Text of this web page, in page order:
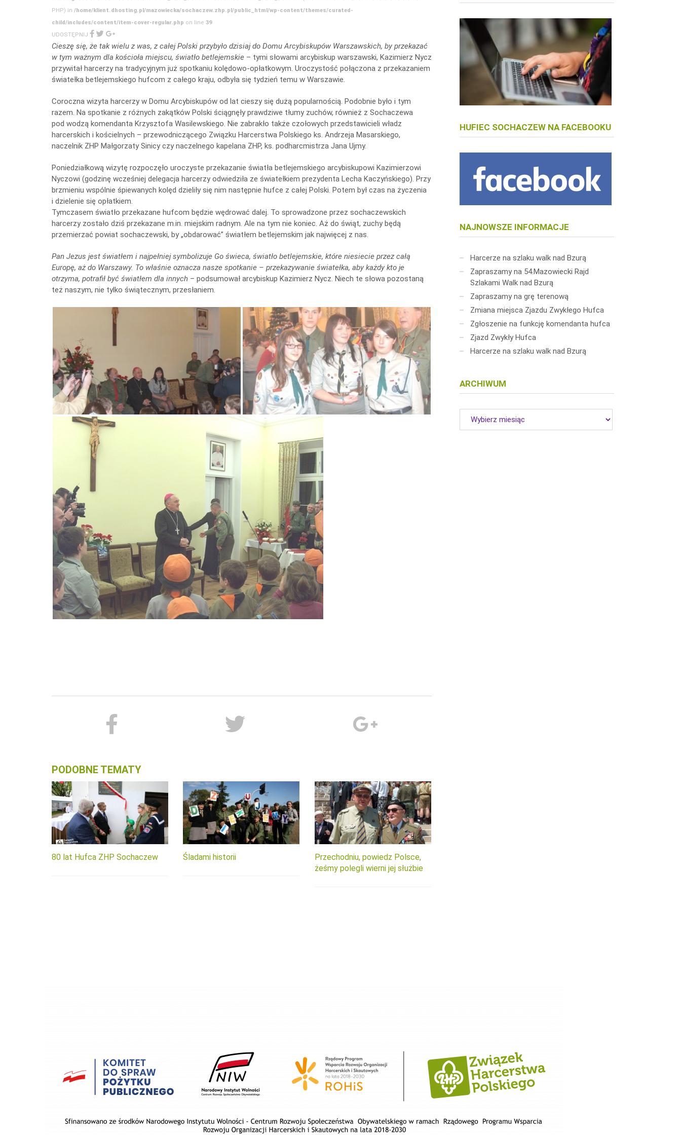
PHP) in /home/klient.dhosting.pl/mazowiecka/sochaczew.zhp.pl/public_html/wp-content/themes/curated-
child/includes/content/item-cover-regular.php on line 39
UDOSTĘPNIJ
Cieszę się, że tak wielu z was, z całej Polski przybyło dzisiaj do Domu Arcybiskupów Warszawskich, by przekazać
w tym ważnym dla kościoła miejscu, światło betlejemskie – tymi słowami arcybiskup warszawski, Kazimierz Nycz
przywitał harcerzy na tradycyjnym już spotkaniu kolędowo-opłatkowym. Uroczystość połączona z przekazaniem
światełka betlejemskiego hufcom z całego kraju, odbyła się tydzień temu w Warszawie.
Coroczna wizyta harcerzy w Domu Arcybiskupów od lat cieszy się dużą popularnością. Podobnie było i tym
razem. Na spotkanie z różnych zakątków Polski ściągnęły prawdziwe tłumy zuchów, również z Sochaczewa
pod wodzą komendanta Krzysztofa Wasilewskiego. Nie zabrakło także czołowych przedstawicieli władz
harcerskich i kościelnych – przewodniczącego Związku Harcerstwa Polskiego ks. Andrzeja Masarskiego,
naczelnik ZHP Małgorzaty Sinicy czy naczelnego kapelana ZHP, ks. podharcmistrza Jana Ujmy.
Poniedziałkową wizytę rozpoczęło uroczyste przekazanie światła betlejemskiego arcybiskupowi Kazimierzowi
Nyczowi (godzinę wcześniej delegacja harcerzy odwiedziła ze światełkiem prezydenta Lecha Kaczyńskiego). Przy
brzmieniu wspólnie śpiewanych kolęd dzieliły się nim następnie hufce z całej Polski. Potem był czas na życzenia
i dzielenie się opłatkiem.
Tymczasem światło przekazane hufcom będzie wędrować dalej. To sprowadzone przez sochaczewskich
harcerzy zostało dziś przekazane m.in. miejskim radnym. Ale na tym nie koniec. Aż do świąt, zuchy będą
przemierzać powiat sochaczewski, by „obdarować” światłem betlejemskim jak najwięcej z nas.
Pan Jezus jest światłem i najpełniej symbolizuje Go świeca, światło betlejemskie, które niesiecie przez całą
Europę, aż do Warszawy. To właśnie oznacza nasze spotkanie – przekazywanie światełka, aby każdy kto je
otrzyma, potrafił być światłem dla innych – podsumował arcybiskup Kazimierz Nycz. Niech te słowa pozostaną
też naszym, nie tylko świątecznym, przesłaniem.
PODOBNE TEMATY
80 lat Hufca ZHP Sochaczew Śladami historii
Przechodniu, powiedz Polsce,
żeśmy polegli wierni jej służbie
HUFIEC SOCHACZEW NA FACEBOOKU
NAJNOWSZE INFORMACJE
Harcerze na szlaku walk nad Bzurą
Zapraszamy na 54.Mazowiecki Rajd
Szlakami Walk nad Bzurą
Zapraszamy na grę terenową
Zmiana miejsca Zjazdu Zwykłego Hufca
Zgłoszenie na funkcję komendanta hufca
Zjazd Zwykły Hufca
Harcerze na szlaku walk nad Bzurą
ARCHIWUM
Archiwum